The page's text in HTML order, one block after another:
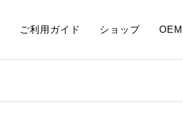
ご利用ガイド ショップ OEM